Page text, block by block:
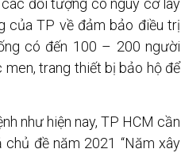
đối tượng có nguy cơ lây
của TP về đảm bảo điều trị
có đến 100 – 200 người
trang thiết bị bảo hộ để
như hiện nay, TP HCM cần
đề năm 2021 “Năm xây